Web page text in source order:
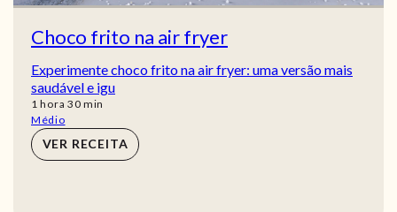
Choco frito na air fryer
Experimente choco frito na air fryer: uma versão mais
saudável e igu
1 hora
hora 30min
min
Médio
VER RECEITA